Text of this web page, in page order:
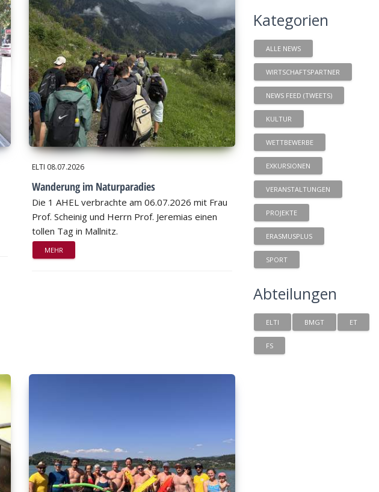
ELTI 08.07.2026
Wanderung im Naturparadies
Die 1 AHEL verbrachte am 06.07.2026 mit Frau
Prof. Scheinig und Herrn Prof. Jeremias einen
tollen Tag in Mallnitz.
MEHR
Kategorien
ALLE NEWS
WIRTSCHAFTSPARTNER
NEWS FEED (TWEETS)
KULTUR
WETTBEWERBE
EXKURSIONEN
VERANSTALTUNGEN
PROJEKTE
ERASMUSPLUS
SPORT
Abteilungen
ELTI BMGT ET
FS